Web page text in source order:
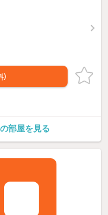
）
部屋を見る